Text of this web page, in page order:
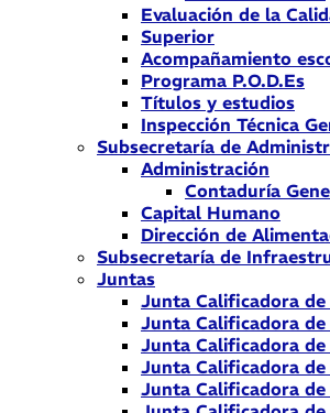
Evaluación de la
Superior
Acompañamiento
Programa P.O.D.Es
Títulos y estudios
Inspección Técnica
Subsecretaría de
Administración
Contaduría
Capital Humano
Dirección de
Subsecretaría de
Juntas
Junta Calificadora
Junta Calificadora
Junta Calificadora
Junta Calificadora
Junta Calificadora